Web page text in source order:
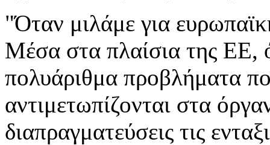
"Όταν μιλάμε για
Μέσα στα πλαίσια της ΕΕ,
πολυάριθμα προβλήματα
αντιμετωπίζονται στα
διαπραγματεύσεις τις